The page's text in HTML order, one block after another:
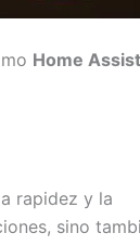
Home
rapidez y la
sino